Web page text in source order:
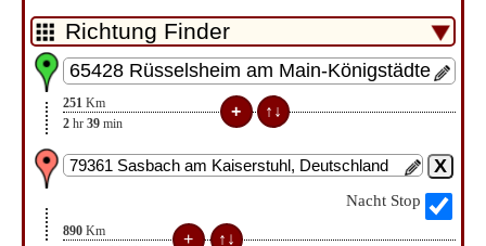
251 Km
2 hr 39 min
Nacht Stop
890 Km